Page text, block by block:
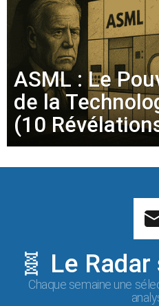
ASML : Le
de la
(10
🧬 Le
Chaque semaine une